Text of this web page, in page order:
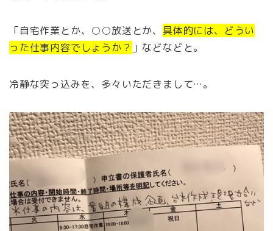
「自宅作業とか、○○放送とか、 具体的には、どうい
った仕事内容でしょうか？ 」などなどと。
冷静な突っ込みを、多々いただきまして…。